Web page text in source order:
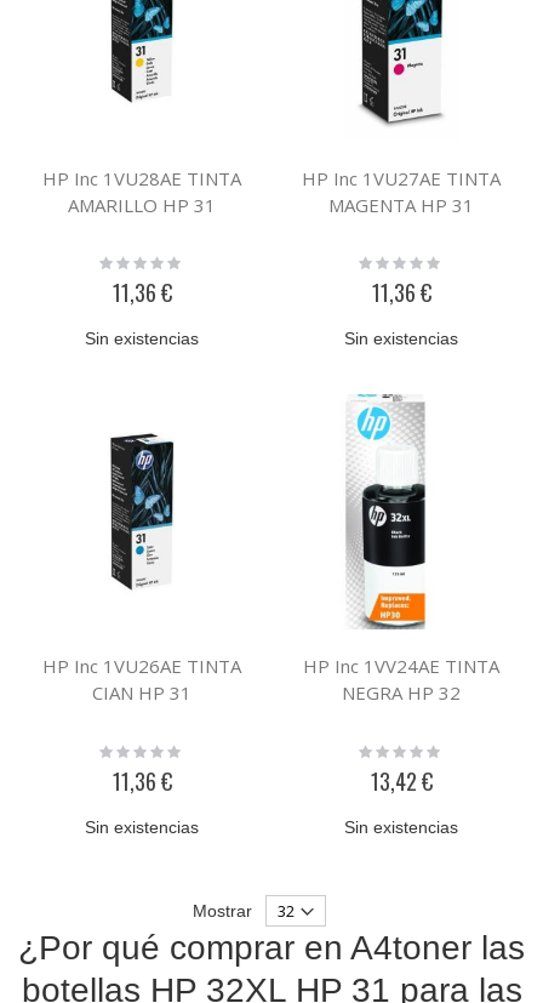
HP Inc 1VU28AE TINTA
AMARILLO HP 31
Rating:
11,36 €
Sin existencias
HP Inc 1VU27AE TINTA
MAGENTA HP 31
Rating:
11,36 €
Sin existencias
HP Inc 1VU26AE TINTA
CIAN HP 31
Rating:
11,36 €
Sin existencias
HP Inc 1VV24AE TINTA
NEGRA HP 32
Rating:
13,42 €
Sin existencias
Mostrar
¿Por qué comprar en A4toner las
botellas HP 32XL HP 31 para las